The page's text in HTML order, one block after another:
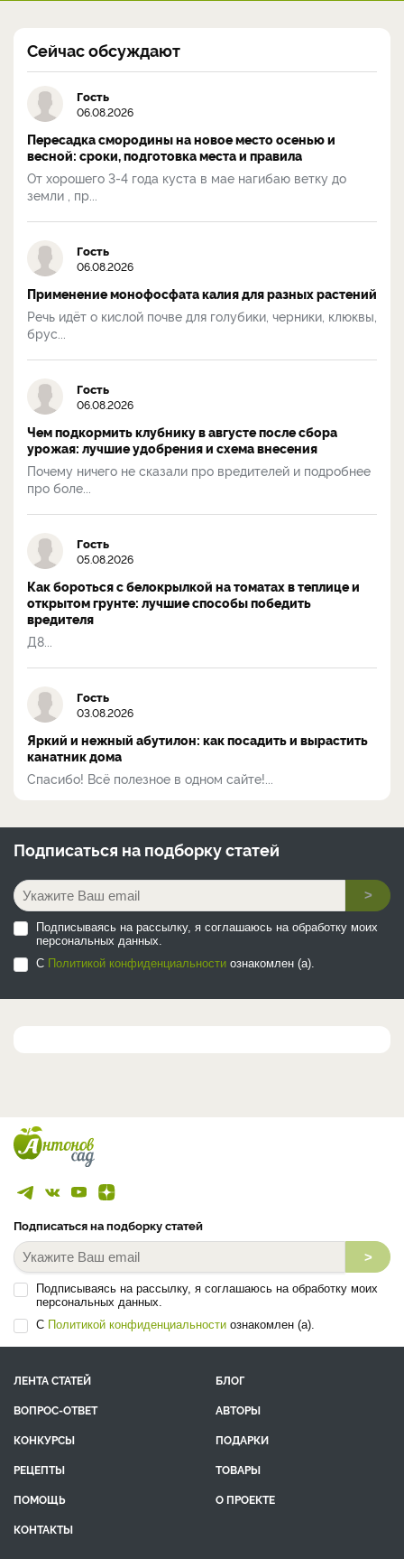
Сейчас обсуждают
Гость
06.08.2026
Пересадка смородины на новое место осенью и
весной: сроки, подготовка места и правила
От хорошего 3-4 года куста в мае нагибаю ветку до
земли , пр...
Гость
06.08.2026
Применение монофосфата калия для разных растений
Речь идёт о кислой почве для голубики, черники, клюквы,
брус...
Гость
06.08.2026
Чем подкормить клубнику в августе после сбора
урожая: лучшие удобрения и схема внесения
Почему ничего не сказали про вредителей и подробнее
про боле...
Гость
05.08.2026
Как бороться с белокрылкой на томатах в теплице и
открытом грунте: лучшие способы победить
вредителя
Д8...
Гость
03.08.2026
Яркий и нежный абутилон: как посадить и вырастить
канатник дома
Спасибо! Всё полезное в одном сайте!...
Подписаться на подборку статей
>
Подписываясь на рассылку, я соглашаюсь на обработку моих
персональных данных.
С Политикой конфиденциальности ознакомлен (а).
Подписаться на подборку статей
>
Подписываясь на рассылку, я соглашаюсь на обработку моих
персональных данных.
С Политикой конфиденциальности ознакомлен (а).
ЛЕНТА СТАТЕЙ
БЛОГ
ВОПРОС-ОТВЕТ
АВТОРЫ
КОНКУРСЫ
ПОДАРКИ
РЕЦЕПТЫ
ТОВАРЫ
ПОМОЩЬ
О ПРОЕКТЕ
КОНТАКТЫ